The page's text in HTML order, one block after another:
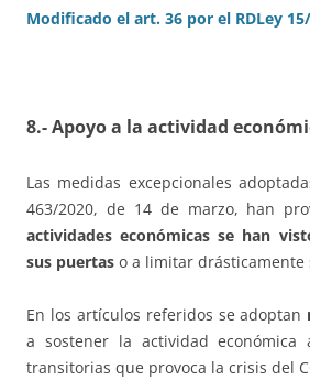
Modificado el art. 36 por el RDLey
8.- Apoyo a la actividad
Las medidas excepcionales
463/2020, de 14 de marzo, han
actividades económicas se han
sus puertas o a limitar drásticamente
En los artículos referidos se adoptan
a sostener la actividad económica
transitorias que provoca la crisis del